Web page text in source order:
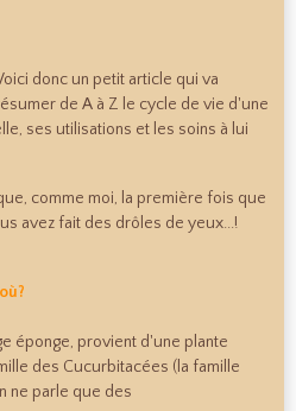
donc un petit article qui va
de A à Z le cycle de vie d'une
ses utilisations et les soins à lui
comme moi, la première fois que
avez fait des drôles de yeux...!
éponge, provient d'une plante
des Cucurbitacées (la famille
ne parle que des